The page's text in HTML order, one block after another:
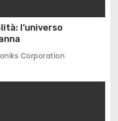
l’universo
Corporation